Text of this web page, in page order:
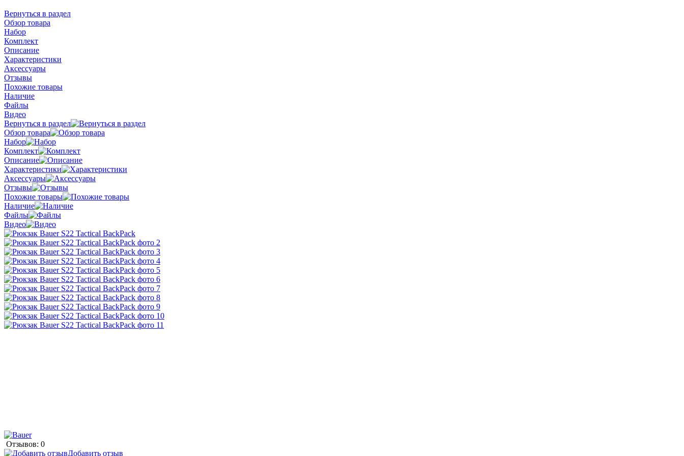
Вернуться в раздел
Обзор товара
Набор
Комплект
Описание
Характеристики
Аксессуары
Отзывы
Похожие товары
Наличие
Файлы
Видео
Вернуться в раздел
Обзор товара
Набор
Комплект
Описание
Характеристики
Аксессуары
Отзывы
Похожие товары
Наличие
Файлы
Видео
Отзывов: 0
Добавить отзыв